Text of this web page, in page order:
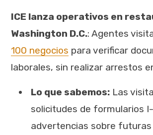
ICE lanza operativos en
Washington D.C.: Agentes
100 negocios para verificar
laborales, sin realizar arrestos
Lo que sabemos: Las
solicitudes de formularios
advertencias sobre futuras